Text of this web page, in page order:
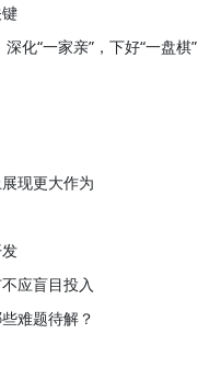
化“一家亲”，下好“一盘棋”
现更大作为
应盲目投入
难题待解？